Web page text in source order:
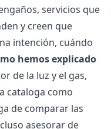
servicios que
y creen que
intención, cuándo
hemos explicado
de la luz y el gas,
cataloga como
de comparar las
asesorar de